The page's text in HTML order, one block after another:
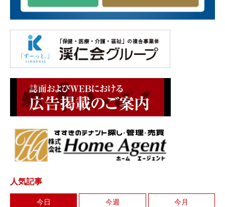
人気記事
今日 今週 今月